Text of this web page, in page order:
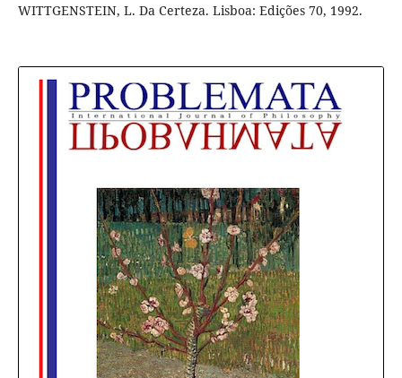
WITTGENSTEIN, L. Da Certeza. Lisboa: Edições 70, 1992.